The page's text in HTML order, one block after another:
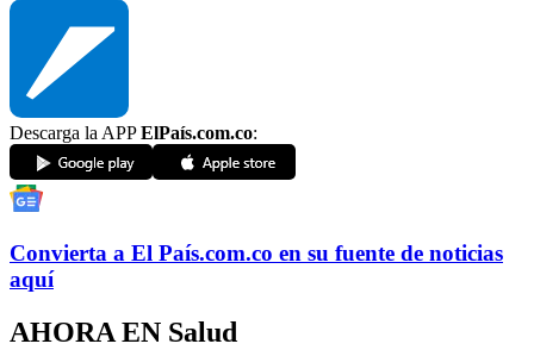
Descarga la APPElPaís.com.co:
Convierta a El País.com.co en su fuente de noticias
aquí
AHORA EN Salud